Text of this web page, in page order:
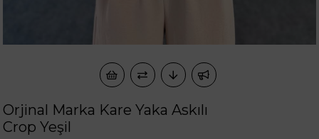
Orjinal Marka Kare Yaka Askılı
Crop Yeşil